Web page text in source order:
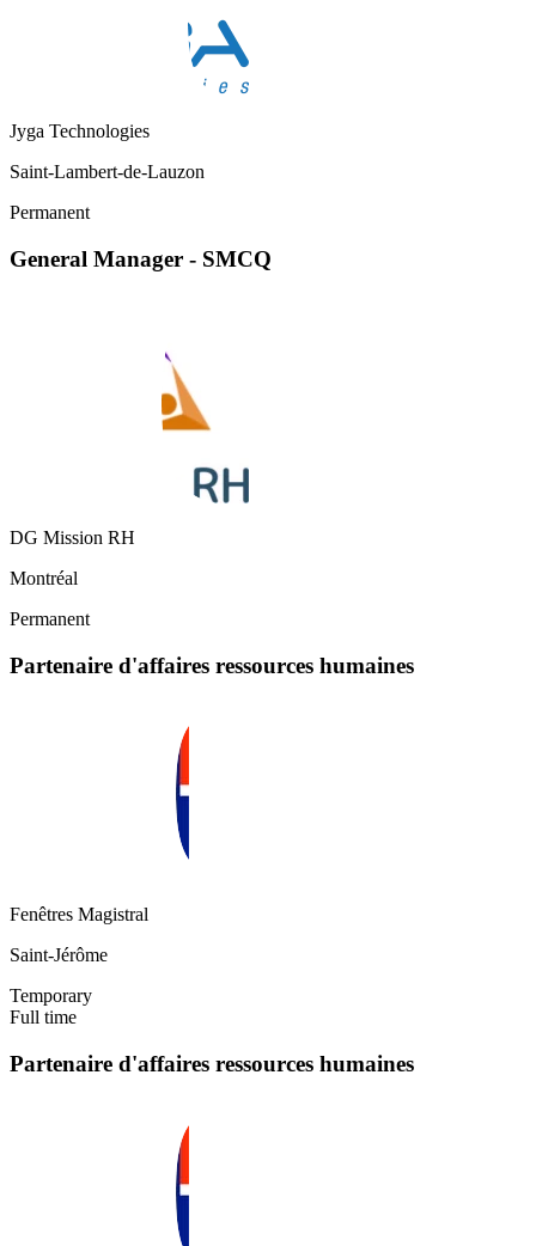
Jyga Technologies
Saint-Lambert-de-Lauzon
Permanent
General Manager - SMCQ
DG Mission RH
Montréal
Permanent
Partenaire d'affaires ressources humaines
Fenêtres Magistral
Saint-Jérôme
Temporary
Full time
Partenaire d'affaires ressources humaines